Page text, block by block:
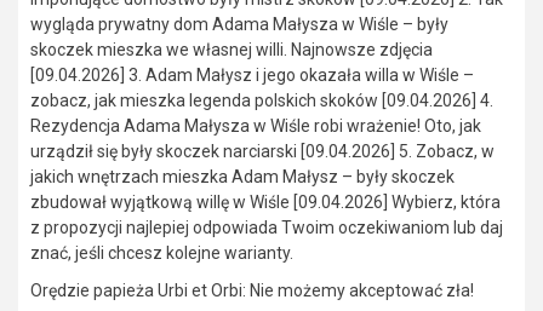
wygląda prywatny dom Adama Małysza w Wiśle – były
skoczek mieszka we własnej willi. Najnowsze zdjęcia
[09.04.2026] 3. Adam Małysz i jego okazała willa w Wiśle –
zobacz, jak mieszka legenda polskich skoków [09.04.2026] 4.
Rezydencja Adama Małysza w Wiśle robi wrażenie! Oto, jak
urządził się były skoczek narciarski [09.04.2026] 5. Zobacz, w
jakich wnętrzach mieszka Adam Małysz – były skoczek
zbudował wyjątkową willę w Wiśle [09.04.2026] Wybierz, która
z propozycji najlepiej odpowiada Twoim oczekiwaniom lub daj
znać, jeśli chcesz kolejne warianty.
Orędzie papieża Urbi et Orbi: Nie możemy akceptować zła!